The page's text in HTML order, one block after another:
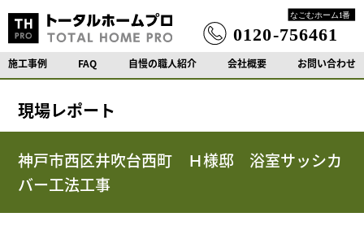
施工事例 FAQ 自慢の職人紹介 会社概要 お問い合わせ
現場レポート
神戸市西区井吹台西町 Ｈ様邸 浴室サッシカ
バー工法工事